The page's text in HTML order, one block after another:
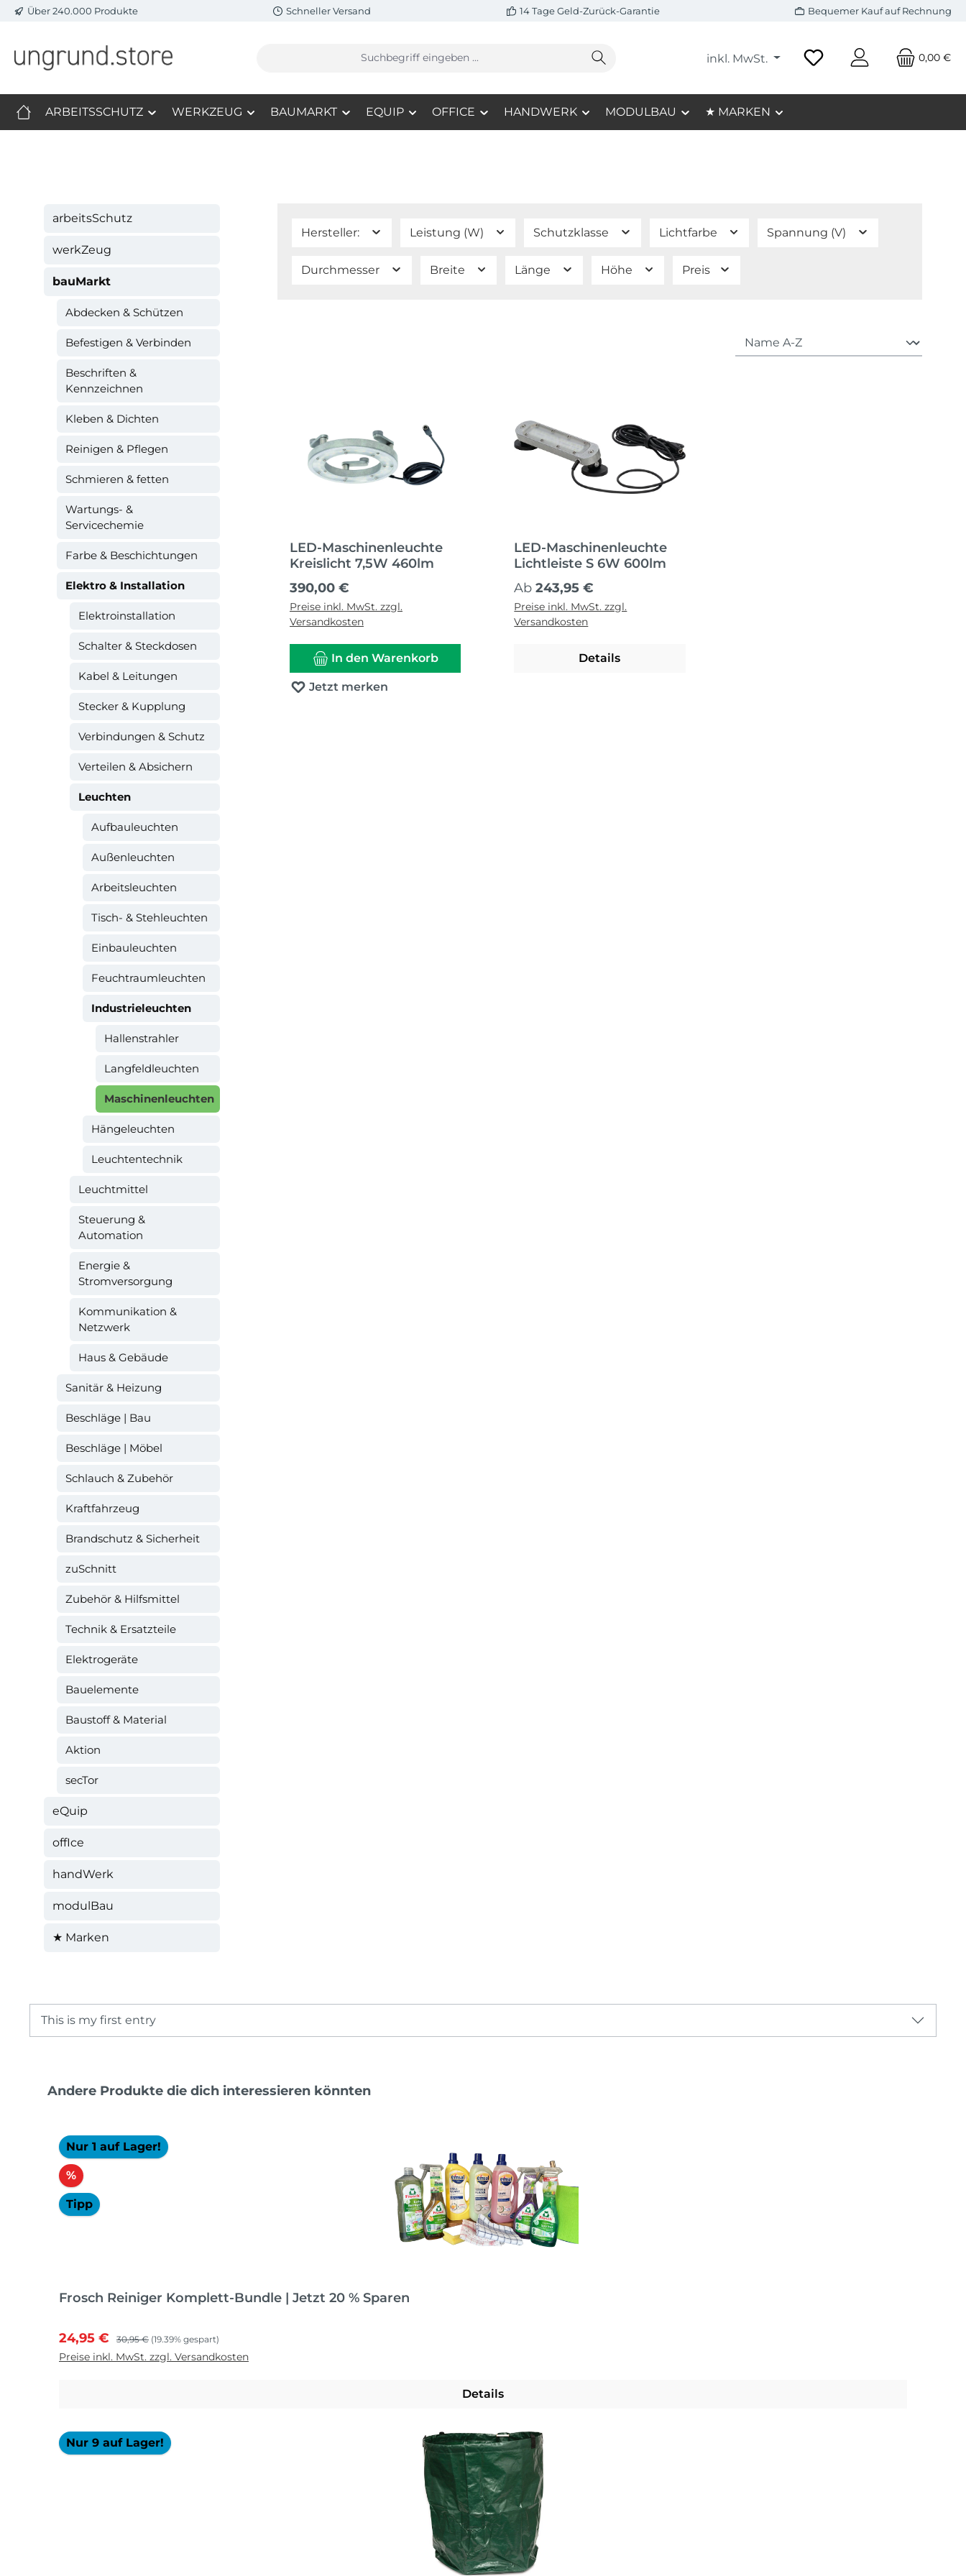
Hauptinhalt springen
Zur Suche springen
Zur Hauptnavigation springen
Über 240.000 Produkte Schneller Versand 14 Tage Geld-Zurück-Garantie Bequemer Kauf auf Rechnung
inkl. MwSt. 0,00 €
ARBEITSSCHUTZ WERKZEUG BAUMARKT EQUIP OFFICE HANDWERK MODULBAU ★ MARKEN
arbeitsSchutz
werkZeug
bauMarkt
Abdecken & Schützen
Befestigen & Verbinden
Beschriften &
Kennzeichnen
Kleben & Dichten
Reinigen & Pflegen
Schmieren & fetten
Wartungs- &
Servicechemie
Farbe & Beschichtungen
Elektro & Installation
Elektroinstallation
Schalter & Steckdosen
Kabel & Leitungen
Stecker & Kupplung
Verbindungen & Schutz
Verteilen & Absichern
Leuchten
Aufbauleuchten
Außenleuchten
Arbeitsleuchten
Tisch- & Stehleuchten
Einbauleuchten
Feuchtraumleuchten
Industrieleuchten
Hallenstrahler
Langfeldleuchten
Maschinenleuchten
Hängeleuchten
Leuchtentechnik
Leuchtmittel
Steuerung &
Automation
Energie &
Stromversorgung
Kommunikation &
Netzwerk
Haus & Gebäude
Sanitär & Heizung
Beschläge | Bau
Beschläge | Möbel
Schlauch & Zubehör
Kraftfahrzeug
Brandschutz & Sicherheit
zuSchnitt
Zubehör & Hilfsmittel
Technik & Ersatzteile
Elektrogeräte
Bauelemente
Baustoff & Material
Aktion
secTor
eQuip
offIce
handWerk
modulBau
★ Marken
Hersteller: Leistung (W) Schutzklasse Lichtfarbe Spannung (V)
Durchmesser Breite Länge Höhe Preis
LED-Maschinenleuchte
Kreislicht 7,5W 460lm
Regulärer Preis:
390,00 €
Preise inkl. MwSt. zzgl.
Versandkosten
In den Warenkorb
Jetzt merken
LED-Maschinenleuchte
Lichtleiste S 6W 600lm
Regulärer Preis:
Ab243,95 €
Preise inkl. MwSt. zzgl.
Versandkosten
Details
This is my first entry
Produktgalerie überspringen
Andere Produkte die dich interessieren könnten
Nur 1 auf Lager!
%Rabatt
Tipp
Frosch Reiniger Komplett-Bundle | Jetzt 20 % Sparen
Verkaufspreis:
24,95 € Regulärer Preis:
30,95 € (19.39% gespart)
Preise inkl. MwSt. zzgl. Versandkosten
Details
Nur 9 auf Lager!